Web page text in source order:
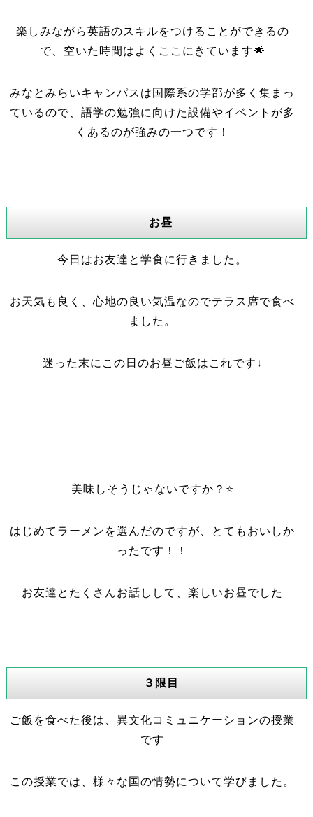
楽しみながら英語のスキルをつけることができるの
で、空いた時間はよくここにきています🌟
みなとみらいキャンパスは国際系の学部が多く集まっ
ているので、語学の勉強に向けた設備やイベントが多
くあるのが強みの一つです！
お昼
今日はお友達と学食に行きました。
お天気も良く、心地の良い気温なのでテラス席で食べ
ました。
迷った末にこの日のお昼ご飯はこれです↓
美味しそうじゃないですか？⭐
はじめてラーメンを選んだのですが、とてもおいしか
ったです！！
お友達とたくさんお話しして、楽しいお昼でした
３限目
ご飯を食べた後は、異文化コミュニケーションの授業
です
この授業では、様々な国の情勢について学びました。